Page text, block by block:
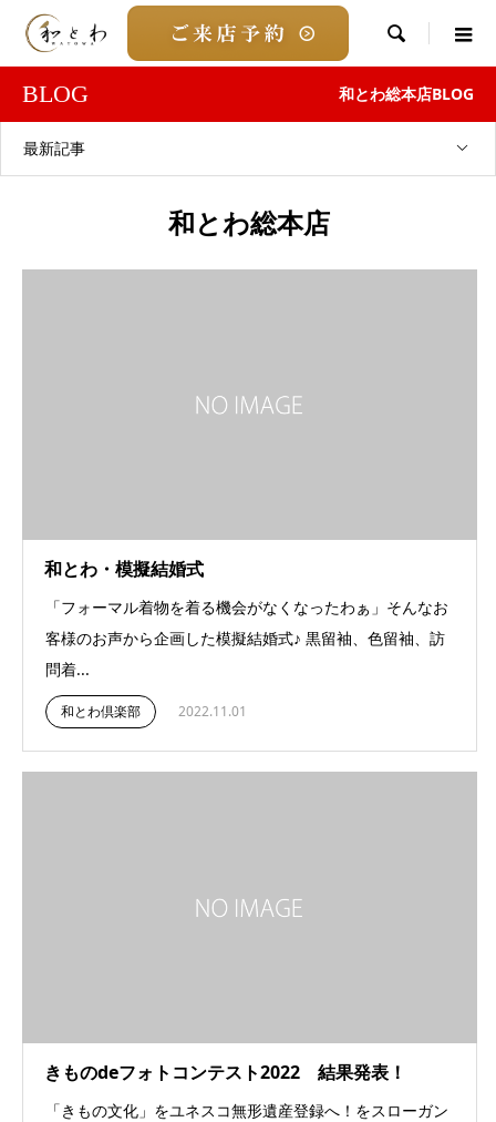

BLOG 和とわ総本店BLOG
最新記事
和とわ総本店
和とわ・模擬結婚式
「フォーマル着物を着る機会がなくなったわぁ」そんなお
客様のお声から企画した模擬結婚式♪ 黒留袖、色留袖、訪
問着...
和とわ倶楽部 2022.11.01
きものdeフォトコンテスト2022 結果発表！
「きもの文化」をユネスコ無形遺産登録へ！をスローガン